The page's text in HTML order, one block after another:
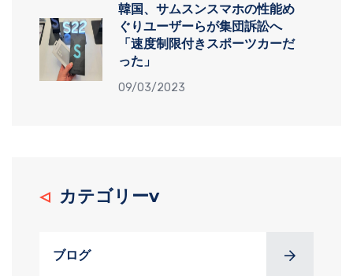
韓国、サムスンスマホの性能め
ぐりユーザーらが集団訴訟へ
「速度制限付きスポーツカーだ
った」
09/03/2023
カテゴリーv
ブログ